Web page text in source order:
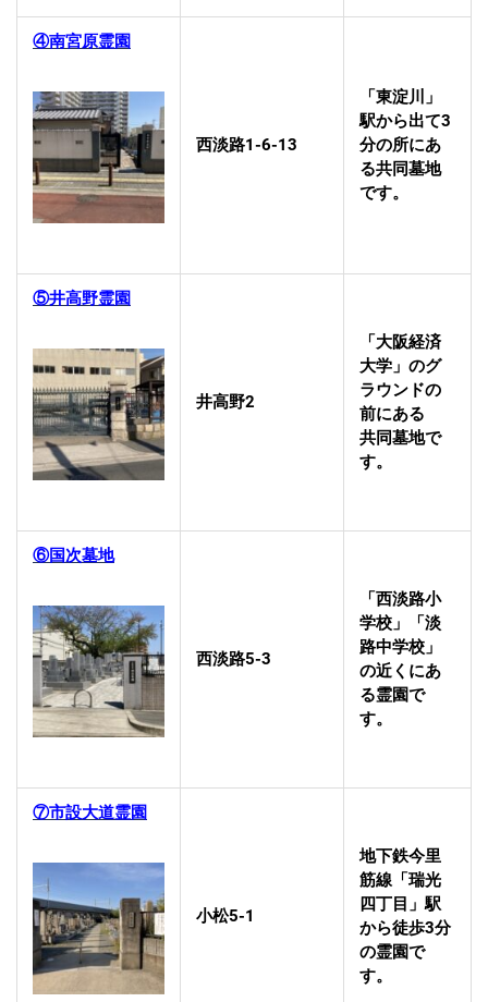
④南宮原霊園
西淡路1-6-13
「東淀川」
駅から出て3
分の所にあ
る共同墓地
です。
⑤井高野霊園
井高野2
「大阪経済
大学」のグ
ラウンドの
前にある
共同墓地で
す。
⑥国次墓地
西淡路5-3
「西淡路小
学校」「淡
路中学校」
の近くにあ
る霊園で
す。
⑦市設大道霊園
小松5-1
地下鉄今里
筋線「瑞光
四丁目」駅
から徒歩3分
の霊園で
す。